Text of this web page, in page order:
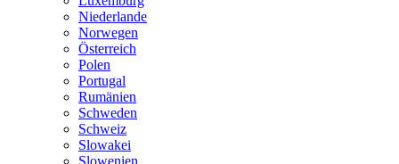
Niederlande
Norwegen
Österreich
Polen
Portugal
Rumänien
Schweden
Schweiz
Slowakei
Slowenien